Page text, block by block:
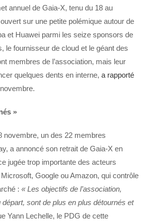
annuel de Gaia-X, tenu du 18 au
sur une petite polémique autour de
et Huawei parmi les seize sponsors de
le fournisseur de cloud et le géant des
membres de l’association, mais leur
quelques dents en interne, a rapporté
»
novembre, un des 22 membres
a annoncé son retrait de Gaia-X en
jugée trop importante des acteurs
Google ou Amazon, qui contrôle
: « Les objectifs de l’association,
départ, sont de plus en plus détournés et
Yann Lechelle, le PDG de cette